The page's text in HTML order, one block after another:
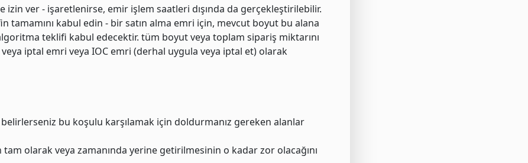
izin ver - işaretlenirse, emir işlem saatleri dışında da gerçekleştirilebilir.
tamamını kabul edin - bir satın alma emri için, mevcut boyut bu alana
teklifi kabul edecektir. tüm boyut veya toplam sipariş miktarını
iptal emri veya IOC emri (derhal uygula veya iptal et) olarak
bu koşulu karşılamak için doldurmanız gereken alanlar
olarak veya zamanında yerine getirilmesinin o kadar zor olacağını